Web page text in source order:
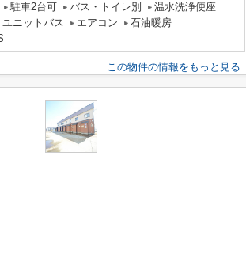
駐車2台可 バス・トイレ別
温水洗浄便座
ユニットバス エアコン
石油暖房
この物件の情報をもっと見る